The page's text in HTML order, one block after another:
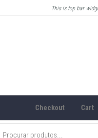
This is top bar
Checkout Cart